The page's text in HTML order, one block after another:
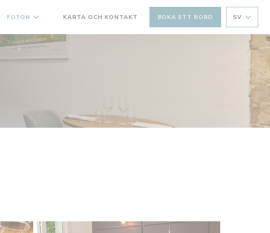
FOTON KARTA OCH KONTAKT BOKA ETT BORD SV